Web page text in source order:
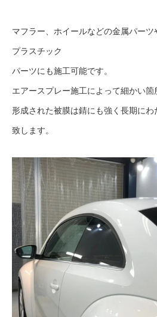
マフラー、ホイールなどの金属パー
プラスチック
パーツにも施工可能です。
エアースプレー施工によって細かい箇
形成された被膜は錆にも強く長期に
致します。